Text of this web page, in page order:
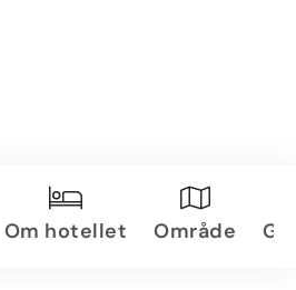
Om hotellet Område